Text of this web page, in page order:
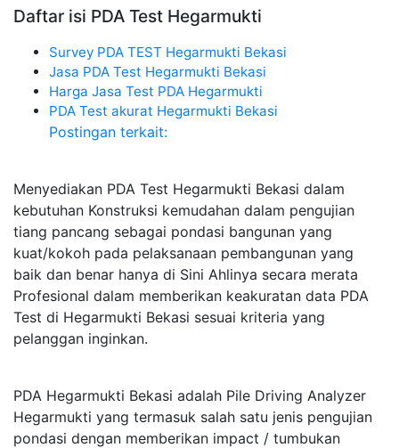
Daftar isi PDA Test Hegarmukti
Survey PDA TEST Hegarmukti Bekasi
Jasa PDA Test Hegarmukti Bekasi
Harga Jasa Test PDA Hegarmukti
PDA Test akurat Hegarmukti Bekasi
Postingan terkait:
Menyediakan PDA Test Hegarmukti Bekasi dalam
kebutuhan Konstruksi kemudahan dalam pengujian
tiang pancang sebagai pondasi bangunan yang
kuat/kokoh pada pelaksanaan pembangunan yang
baik dan benar hanya di Sini Ahlinya secara merata
Profesional dalam memberikan keakuratan data PDA
Test di Hegarmukti Bekasi sesuai kriteria yang
pelanggan inginkan.
PDA Hegarmukti Bekasi adalah Pile Driving Analyzer
Hegarmukti yang termasuk salah satu jenis pengujian
pondasi dengan memberikan impact / tumbukan